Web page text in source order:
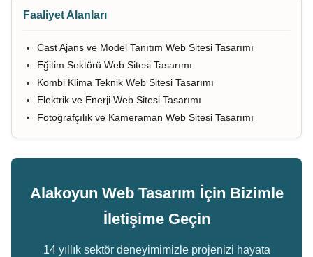
Faaliyet Alanları
Cast Ajans ve Model Tanıtım Web Sitesi Tasarımı
Eğitim Sektörü Web Sitesi Tasarımı
Kombi Klima Teknik Web Sitesi Tasarımı
Elektrik ve Enerji Web Sitesi Tasarımı
Fotoğrafçılık ve Kameraman Web Sitesi Tasarımı
Alakoyun Web Tasarım İçin Bizimle
İletişime Geçin
14 yıllık sektör deneyimimizle projenizi hayata